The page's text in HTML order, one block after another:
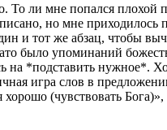
То ли мне попался плохой
но мне приходилось
и тот же абзац, чтобы
было упоминаний
на *подставить нужное*.
игра слов в
хорошо (чувствовать